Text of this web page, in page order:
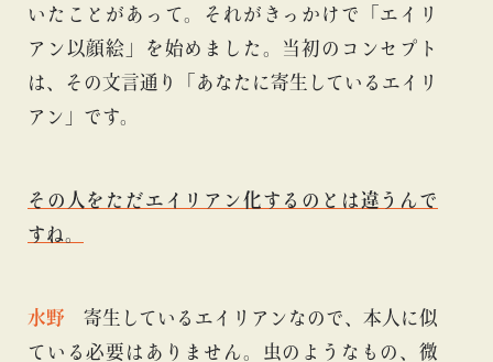
いたことがあって。それがきっかけで「エイリ
アン以顔絵」を始めました。当初のコンセプト
は、その文言通り「あなたに寄生しているエイリ
アン」です。
その人をただエイリアン化するのとは違うんで
すね。
水野
寄生しているエイリアンなので、本人に似
ている必要はありません。虫のようなもの、微